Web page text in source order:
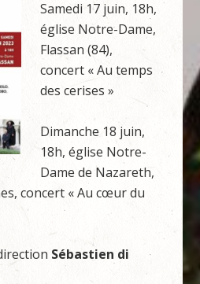
Samedi 17 juin, 18h,
église Notre-Dame,
Flassan (84),
concert « Au temps
des cerises »
Dimanche 18 juin,
18h, église Notre-
Dame de Nazareth,
concert « Au cœur du
Sébastien di